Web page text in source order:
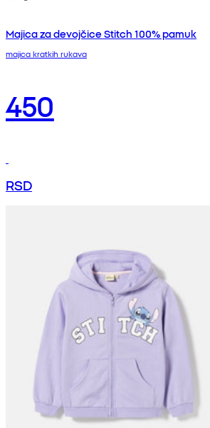
Majica za devojčice Stitch 100% pamuk
majica kratkih rukava
450
RSD